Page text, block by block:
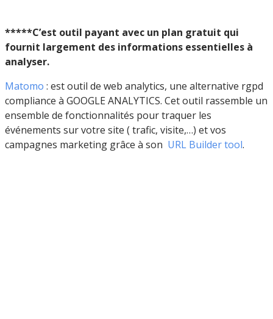
*****C’est outil payant avec un plan gratuit qui
fournit largement des informations essentielles à
analyser.
Matomo : est outil de web analytics, une alternative rgpd
compliance à GOOGLE ANALYTICS. Cet outil rassemble un
ensemble de fonctionnalités pour traquer les
événements sur votre site ( trafic, visite,…) et vos
campagnes marketing grâce à son URL Buildertool.